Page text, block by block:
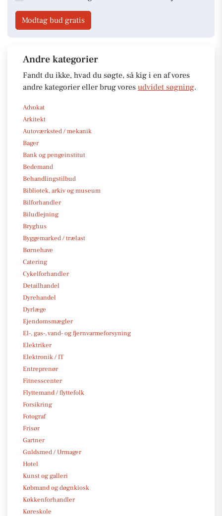
Modtag bud gratis
Andre kategorier
Fandt du ikke, hvad du søgte, så kig i en af vores
andre kategorier eller brug vores udvidet søgning.
Advokat
Arkitekt
Autoværksted / mekanik
Bager
Bank og pengeinstitut
Bedemand
Behandlingstilbud
Bibliotek, arkiv og museum
Bilforhandler
Biludlejning
Bryghus
Byggemarked / trælast
Børnehave
Catering
Cykelforhandler
Detailhandel
Dyrehandel
Dyrlæge
Ejendomsmægler
El-, gas-, vand- og fjernvarmeforsyning
Elektriker
Elektronik / IT
Entreprenør
Fitnesscenter
Flyttemand / flyttefolk
Forsikring
Fotograf
Frisør
Gartner
Guldsmed / Urmager
Hotel
Kunst og galleri
Købmand og døgnkiosk
Køkkenforhandler
Køreskole